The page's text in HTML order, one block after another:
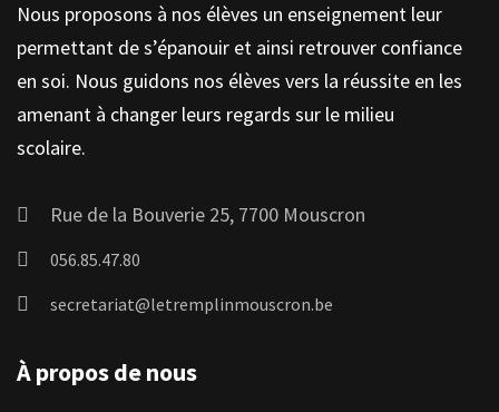
Nous proposons à nos élèves un enseignement leur
permettant de s’épanouir et ainsi retrouver confiance
en soi. Nous guidons nos élèves vers la réussite en les
amenant à changer leurs regards sur le milieu
scolaire.
Rue de la Bouverie 25, 7700 Mouscron
056.85.47.80
secretariat@letremplinmouscron.be
À propos de nous